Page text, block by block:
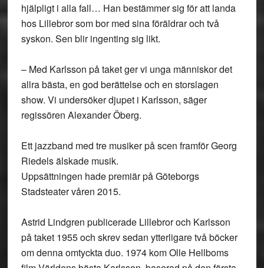
hjälpligt i alla fall… Han bestämmer sig för att landa
hos Lillebror som bor med sina föräldrar och två
syskon. Sen blir ingenting sig likt.
– Med Karlsson på taket ger vi unga människor det
allra bästa, en god berättelse och en storslagen
show. Vi undersöker djupet i Karlsson, säger
regissören Alexander Öberg.
Ett jazzband med tre musiker på scen framför Georg
Riedels älskade musik.
Uppsättningen hade premiär på Göteborgs
Stadsteater våren 2015.
Astrid Lindgren publicerade Lillebror och Karlsson
på taket 1955 och skrev sedan ytterligare två böcker
om denna omtyckta duo. 1974 kom Olle Hellboms